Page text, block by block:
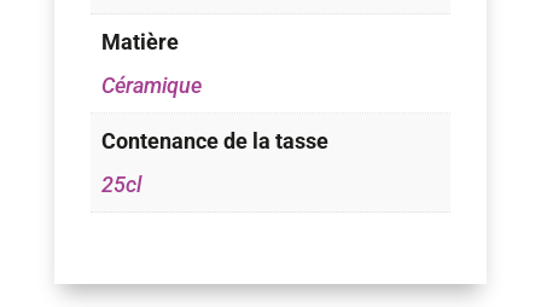
Matière
Céramique
Contenance de la tasse
25cl